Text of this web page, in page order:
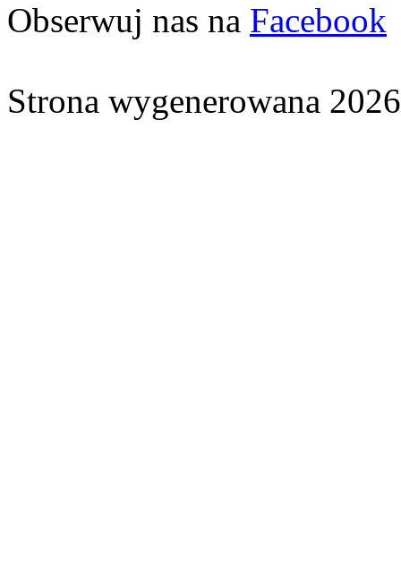
Obserwuj nas na Facebook
Strona wygenerowana